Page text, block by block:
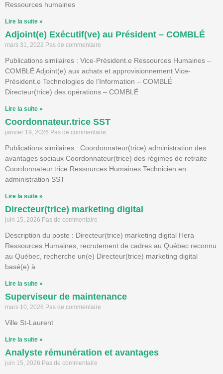
Ressources humaines
Lire la suite »
Adjoint(e) Exécutif(ve) au Président – COMBLÉ
mars 31, 2022 Pas de commentaire
Publications similaires : Vice-Président.e Ressources Humaines –
COMBLÉ Adjoint(e) aux achats et approvisionnement Vice-
Président.e Technologies de l’Information – COMBLÉ
Directeur(trice) des opérations – COMBLÉ
Lire la suite »
Coordonnateur.trice SST
janvier 19, 2026 Pas de commentaire
Publications similaires : Coordonnateur(trice) administration des
avantages sociaux Coordonnateur(trice) des régimes de retraite
Coordonnateur.trice Ressources Humaines Technicien en
administration SST
Lire la suite »
Directeur(trice) marketing digital
juin 15, 2026 Pas de commentaire
Description du poste : Directeur(trice) marketing digital Hera
Ressources Humaines, recrutement de cadres au Québec reconnu
au Québec, recherche un(e) Directeur(trice) marketing digital
basé(e) à
Lire la suite »
Superviseur de maintenance
mars 10, 2026 Pas de commentaire
Ville St-Laurent
Lire la suite »
Analyste rémunération et avantages
juin 15, 2026 Pas de commentaire